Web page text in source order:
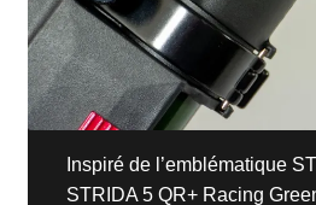
Inspiré de l’emblématique
STRIDA 5 QR+ Racing